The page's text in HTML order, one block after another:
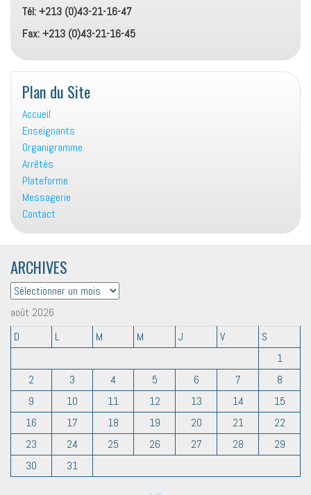
Tél: +213 (0)43-21-16-47
Fax: +213 (0)43-21-16-45
Plan du Site
Accueil
Enseignants
Organigramme
Arrêtés
Plateforme
Messagerie
Contact
ARCHIVES
ARCHIVES
août 2026
D
L M M J V
S
1
2
3 4 5 6 7
8
9
10 11 12 13 14
15
16
17 18 19 20 21
22
23
24 25 26 27 28
29
30
31